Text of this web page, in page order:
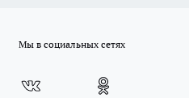
Мы в социальных сетях